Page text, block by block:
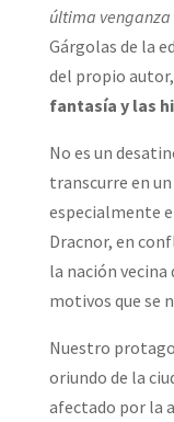
última venganza
Gárgolas de la
del propio autor,
fantasía y las
No es un
transcurre en
especialmente
Dracnor, en
la nación vecina
motivos que se
Nuestro
oriundo de la
afectado por la